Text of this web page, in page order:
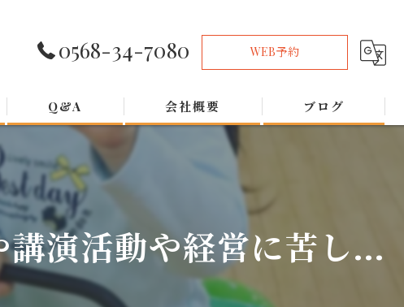
0568-34-7080 WEB予約
Q&A 会社概要 ブログ
演活動や経営に苦し...